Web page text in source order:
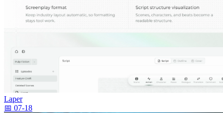
Laper
📅 07-18